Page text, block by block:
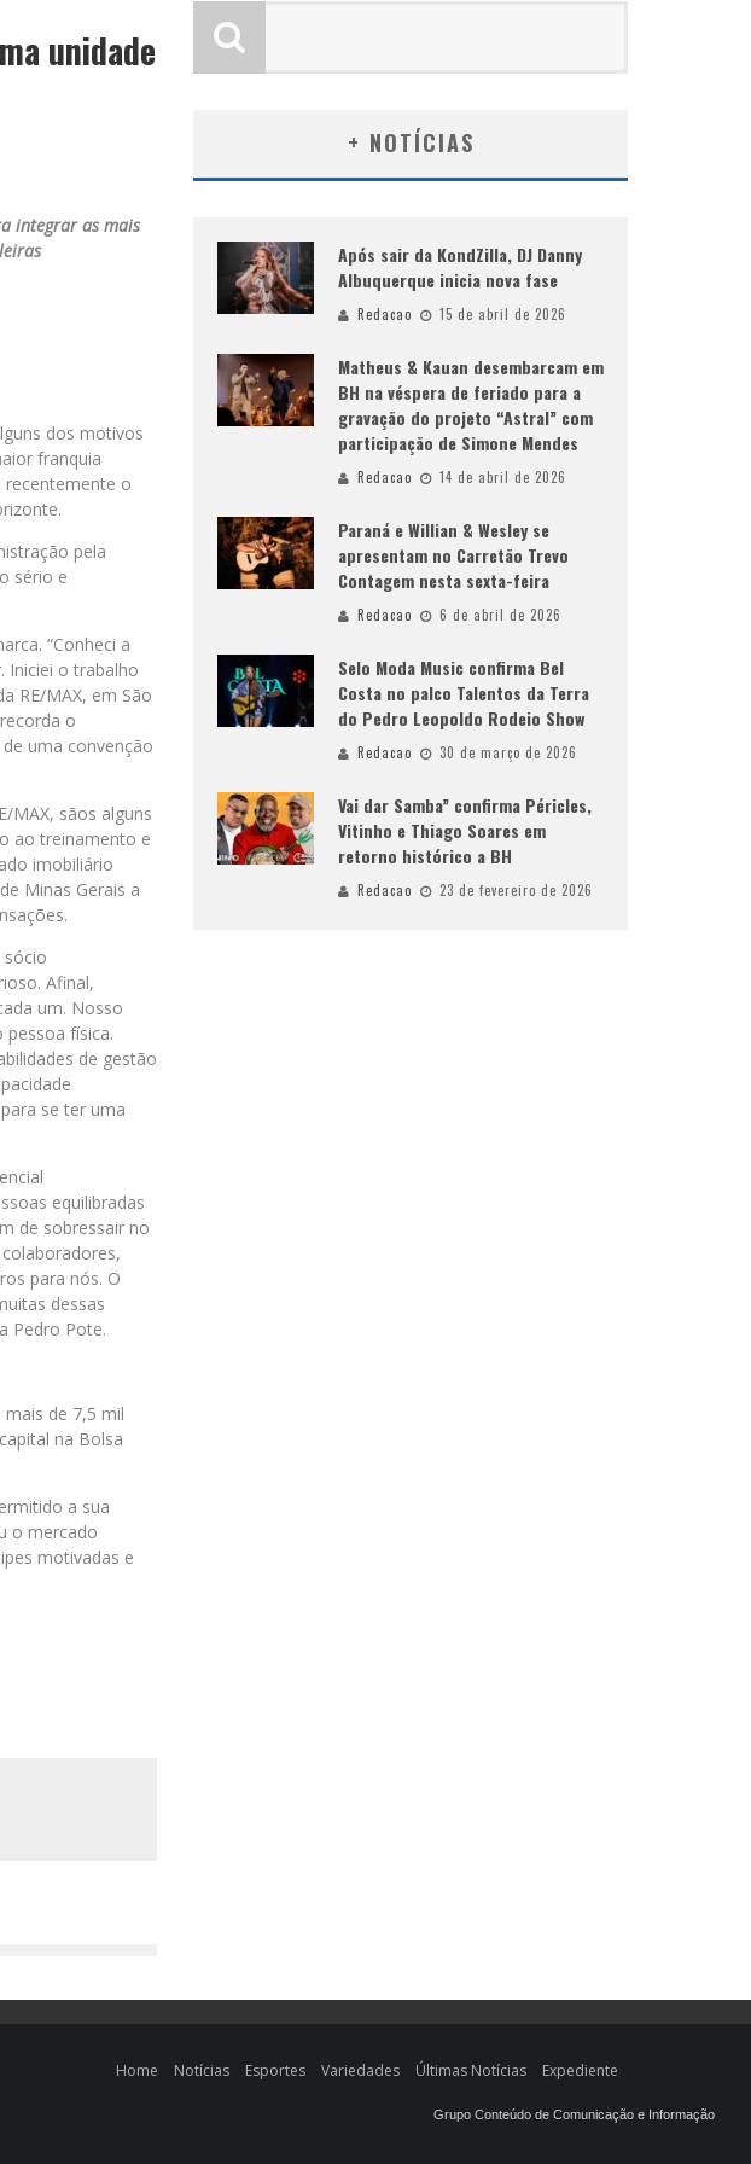
unidade
integrar as mais
dos motivos
franquia
recentemente o
pela
sério e
“Conheci a
Iniciei o trabalho
RE/MAX, em São
o
uma convenção
MAX, sãos alguns
ao treinamento e
imobiliário
Minas Gerais a
sócio
Afinal,
um. Nosso
física.
de gestão
se ter uma
equilibradas
de sobressair no
para nós. O
dessas
Pedro Pote.
de 7,5 mil
na Bolsa
a sua
o mercado
motivadas e
+ NOTÍCIAS
Após sair da KondZilla, DJ Danny
Albuquerque inicia nova fase
Redacao 15 de abril de 2026
Matheus & Kauan desembarcam em
BH na véspera de feriado para a
gravação do projeto “Astral” com
participação de Simone Mendes
Redacao 14 de abril de 2026
Paraná e Willian & Wesley se
apresentam no Carretão Trevo
Contagem nesta sexta-feira
Redacao 6 de abril de 2026
Selo Moda Music confirma Bel
Costa no palco Talentos da Terra
do Pedro Leopoldo Rodeio Show
Redacao 30 de março de 2026
Vai dar Samba” confirma Péricles,
Vitinho e Thiago Soares em
retorno histórico a BH
Redacao 23 de fevereiro de 2026
Home Notícias Esportes Variedades Últimas Notícias Expediente
Grupo Conteúdo de Comunicação e Informação